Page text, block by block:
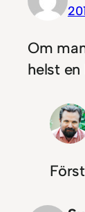
Om
helst